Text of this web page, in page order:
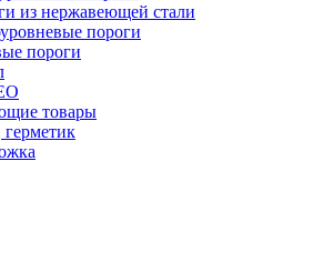
из нержавеющей стали
пороги
пороги
товары